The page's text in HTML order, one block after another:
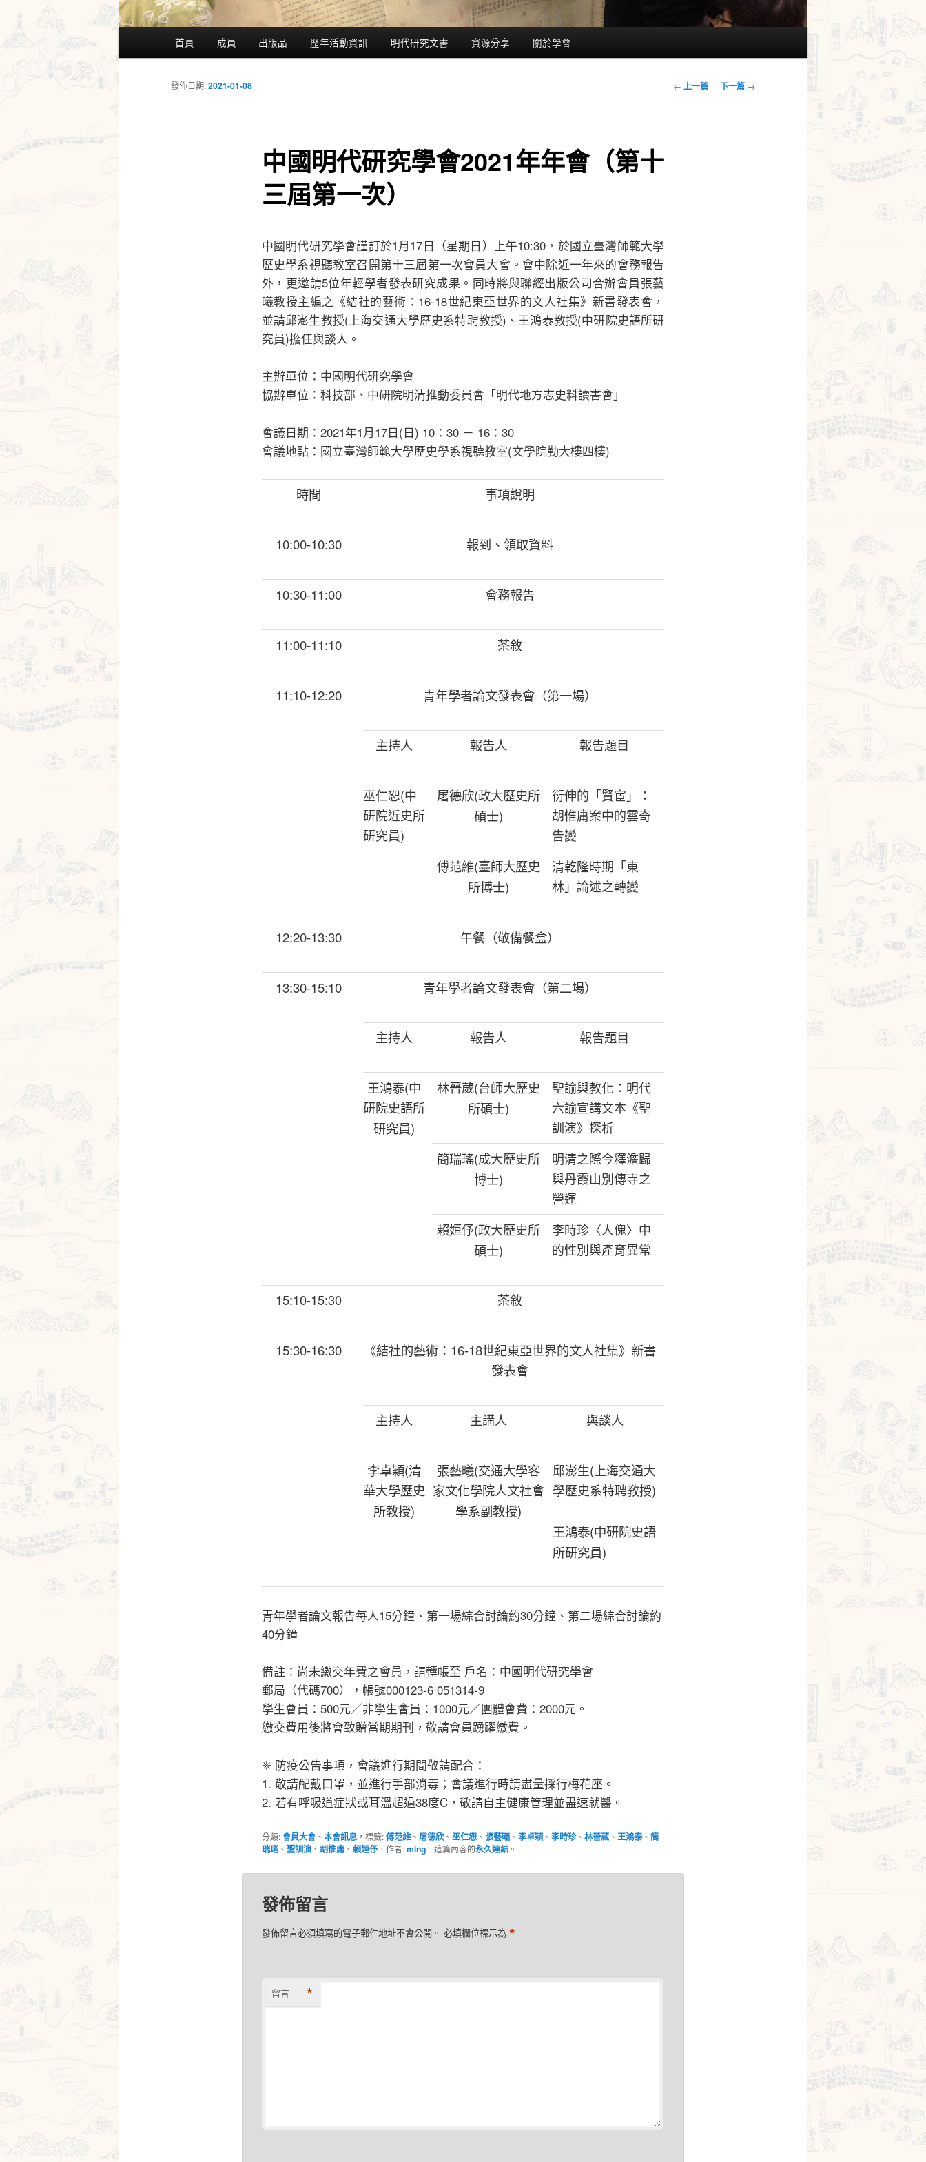
首頁 成員 出版品 歷年活動資訊 明代研究文書 資源分享 關於學會
文
← 上一篇 下一篇 →
中國明代研究學會2021年年會（第十
三屆第一次）
發佈日期:2021-01-08
中國明代研究學會謹訂於1月17日（星期日）上午10:30，於國立臺灣師範大學
歷史學系視聽教室召開第十三屆第一次會員大會。會中除近一年來的會務報告
外，更邀請5位年輕學者發表研究成果。同時將與聯經出版公司合辦會員張藝
曦教授主編之《結社的藝術：16-18世紀東亞世界的文人社集》新書發表會，
並請邱澎生教授(上海交通大學歷史系特聘教授)、王鴻泰教授(中研院史語所研
究員)擔任與談人。
主辦單位：中國明代研究學會
協辦單位：科技部、中研院明清推動委員會「明代地方志史料讀書會」
會議日期：2021年1月17日(日) 10：30 － 16：30
會議地點：國立臺灣師範大學歷史學系視聽教室(文學院勤大樓四樓)
時間 事項說明
10:00-10:30 報到、領取資料
10:30-11:00 會務報告
11:00-11:10 茶敘
11:10-12:20 青年學者論文發表會（第一場）
主持人 報告人 報告題目
巫仁恕(中
研院近史所
研究員)
屠德欣(政大歷史所
碩士)
衍伸的「賢宦」：
胡惟庸案中的雲奇
告變
傅范維(臺師大歷史
所博士)
清乾隆時期「東
林」論述之轉變
12:20-13:30 午餐（敬備餐盒）
13:30-15:10 青年學者論文發表會（第二場）
主持人 報告人 報告題目
王鴻泰(中
研院史語所
研究員)
林晉葳(台師大歷史
所碩士)
聖諭與教化：明代
六諭宣講文本《聖
訓演》探析
簡瑞瑤(成大歷史所
博士)
明清之際今釋澹歸
與丹霞山別傳寺之
營運
賴姮伃(政大歷史所
碩士)
李時珍〈人傀〉中
的性別與產育異常
15:10-15:30 茶敘
15:30-16:30 《結社的藝術： 16-18世紀東亞世界的文人社集》新書
發表會
主持人 主講人 與談人
李卓穎(清
華大學歷史
所教授)
張藝曦(交通大學客
家文化學院人文社會
學系副教授)
邱澎生(上海交通大
學歷史系特聘教授)
王鴻泰(中研院史語
所研究員)
青年學者論文報告每人15分鐘、第一場綜合討論約30分鐘、第二場綜合討論約
40分鐘
備註：尚未繳交年費之會員，請轉帳至 戶名：中國明代研究學會
郵局（代碼700），帳號000123-6 051314-9
學生會員：500元／非學生會員：1000元／團體會費：2000元。
繳交費用後將會致贈當期期刊，敬請會員踴躍繳費。
❈ 防疫公告事項，會議進行期間敬請配合：
1. 敬請配戴口罩，並進行手部消毒；會議進行時請盡量採行梅花座。
2. 若有呼吸道症狀或耳溫超過38度C，敬請自主健康管理並盡速就醫。
分類:會員大會、 本會訊息，標籤:傅范維、 屠德欣、 巫仁恕、 張藝曦、 李卓穎、 李時珍、 林晉葳、 王鴻泰、 簡
瑞瑤、 聖訓演、 胡惟庸、 賴姮伃，作者:ming。這篇內容的永久連結。
發佈留言
發佈留言必須填寫的電子郵件地址不會公開。 必填欄位標示為 *
留言 *